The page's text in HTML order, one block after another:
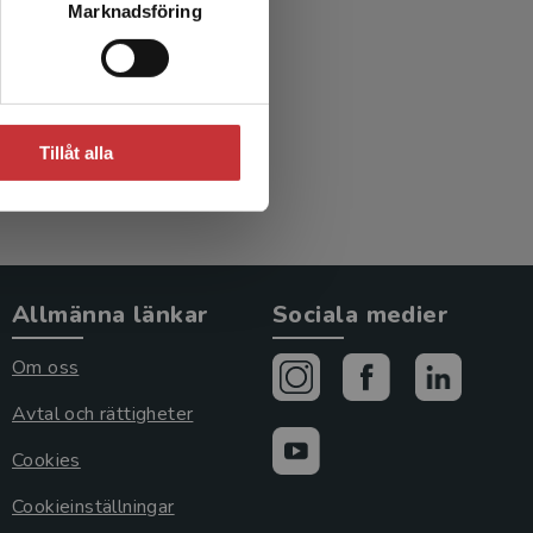
Marknadsföring
Tillåt alla
Allmänna länkar
Om oss
Avtal och rättigheter
Cookies
Cookieinställningar
Sociala medier